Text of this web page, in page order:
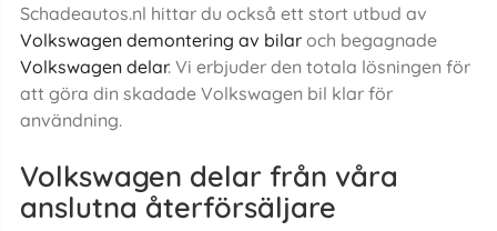
Schadeautos.nl hittar du också ett stort utbud av
Volkswagen demontering av bilaroch begagnade
Volkswagen delar. Vi erbjuder den totala lösningen för
att göra din skadade Volkswagen bil klar för
användning.
Volkswagen delar från våra
anslutna återförsäljare